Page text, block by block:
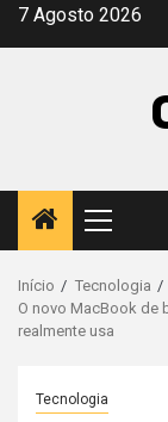
Avançar
7 Agosto 2026
Menu
Início
Tecnologia
O novo MacBook de
realmente usa
Tecnologia